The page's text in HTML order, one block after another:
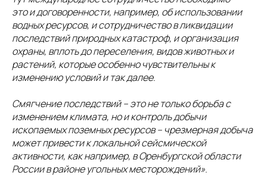
это и договоренности, например, об использовании
водных ресурсов, и сотрудничество в ликвидации
последствий природных катастроф, и организация
охраны, вплоть до переселения, видов животных и
растений, которые особенно чувствительны к
изменению условий и так далее.
Смягчение последствий – это не только борьба с
изменением климата, но и контроль добычи
ископаемых поземных ресурсов – чрезмерная добыча
может привести к локальной сейсмической
активности, как например, в Оренбургской области
России в районе угольных месторождений».